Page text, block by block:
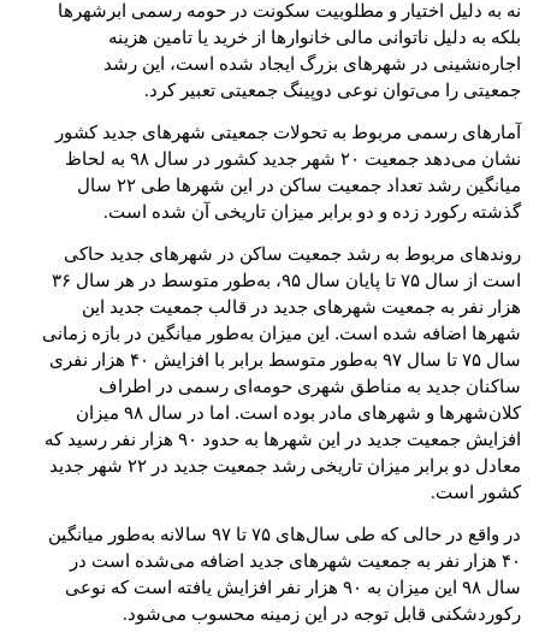
نه به دلیل اختیار و مطلوبیت سکونت در حومه رسمی ابرشهرها
بلکه به دلیل ناتوانی مالی خانوارها از خرید یا تامین هزینه
اجاره‌نشینی در شهرهای بزرگ ایجاد شده است، این رشد
جمعیتی را می‌توان نوعی دوپینگ جمعیتی تعبیر کرد.
آمارهای رسمی مربوط به تحولات جمعیتی شهرهای جدید کشور
نشان می‌دهد جمعیت ۲۰ شهر جدید کشور در سال ۹۸ به لحاظ
میانگین رشد تعداد جمعیت ساکن در این شهرها طی ۲۲ سال
گذشته رکورد زده و دو برابر میزان تاریخی آن شده است.
روندهای مربوط به رشد جمعیت ساکن در شهرهای جدید حاکی
است از سال ۷۵ تا پایان سال ۹۵، به‌طور متوسط در هر سال ۳۶
هزار نفر به جمعیت شهرهای جدید در قالب جمعیت جدید این
شهرها اضافه شده است. این میزان به‌طور میانگین در بازه زمانی
سال ۷۵ تا سال ۹۷ به‌طور متوسط برابر با افزایش ۴۰ هزار نفری
ساکنان جدید به مناطق شهری حومه‌ای رسمی در اطراف
کلان‌شهرها و شهرهای مادر بوده است. اما در سال ۹۸ میزان
افزایش جمعیت جدید در این شهرها به حدود ۹۰ هزار نفر رسید که
معادل دو برابر میزان تاریخی رشد جمعیت جدید در ۲۲ شهر جدید
کشور است.
در واقع در حالی که طی سال‌های ۷۵ تا ۹۷ سالانه به‌طور میانگین
۴۰ هزار نفر به جمعیت شهرهای جدید اضافه می‌شده است در
سال ۹۸ این میزان به ۹۰ هزار نفر افزایش یافته است که نوعی
رکورد‌شکنی قابل توجه در این زمینه محسوب می‌شود.